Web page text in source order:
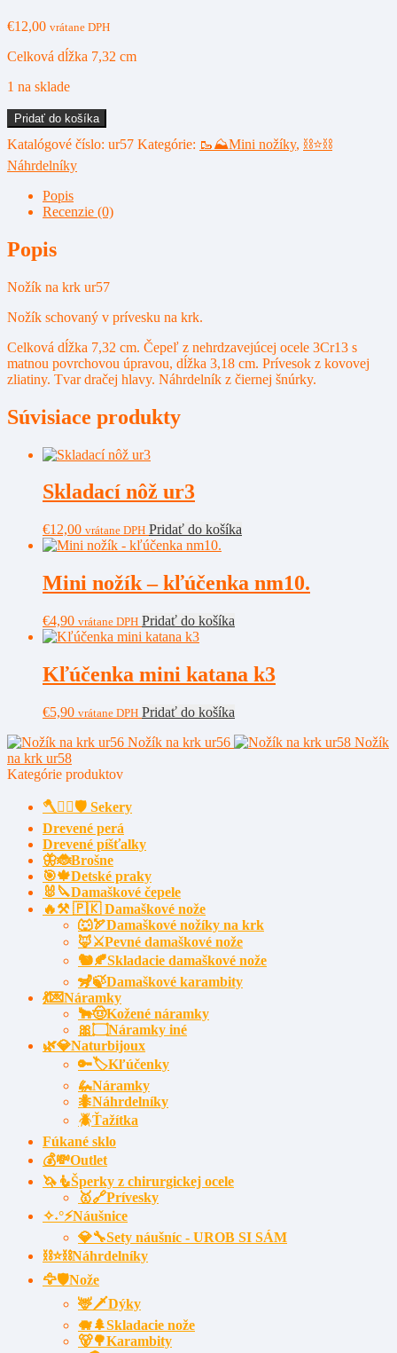
€12,00 vrátane DPH
Celková dĺžka 7,32 cm
1 na sklade
množstvo
Nožík
na
krk
Pridať do košíka
Katalógové číslo: ur57 Kategórie: 🥾⛰️Mini nožíky, ⛓⭐⛓️
Náhrdelníky
Popis
Recenzie (0)
Popis
Nožík na krk ur57
Nožík schovaný v prívesku na krk.
Celková dĺžka 7,32 cm. Čepeľ z nehrdzavejúcej ocele 3Cr13 s
matnou povrchovou úpravou, dĺžka 3,18 cm. Prívesok z kovovej
zliatiny. Tvar dračej hlavy. Náhrdelník z čiernej šnúrky.
Súvisiace produkty
Skladací nôž ur3
€12,00 vrátane DPH Pridať do košíka
Mini nožík – kľúčenka nm10.
€4,90 vrátane DPH Pridať do košíka
Kľúčenka mini katana k3
€5,90 vrátane DPH Pridať do košíka
Nožík na krk ur56
Nožík
na krk ur58
Kategórie produktov
🪓🧔‍♂️🛡️ Sekery
Drevené perá
Drevené píšťalky
🦋🐞Brošne
🎯🍁Detské praky
🐰🔪Damaškové čepele
🔥⚒️ 🇵🇰 Damaškové nože
🐺🏹Damaškové nožíky na krk
🦊⚔️Pevné damaškové nože
🐿️🍂Skladacie damaškové nože
🦨🍃Damaškové karambity
💃💌Náramky
🐂🤠Kožené náramky
🎀۝Náramky iné
🌿💎Naturbijoux
🔑🏷️Kľúčenky
🦗Náramky
🐜Náhrdelníky
🪲Ťažítka
Fúkané sklo
💰💸Outlet
🦄🧜Šperky z chirurgickej ocele
🥇🔗Prívesky
✧˖°⚡Náušnice
💎🔧Sety náušníc - UROB SI SÁM
⛓⭐⛓️Náhrdelníky
🦅🛡️Nože
🦌🗡Dýky
🐗🌲Skladacie nože
🐻🌳Karambity